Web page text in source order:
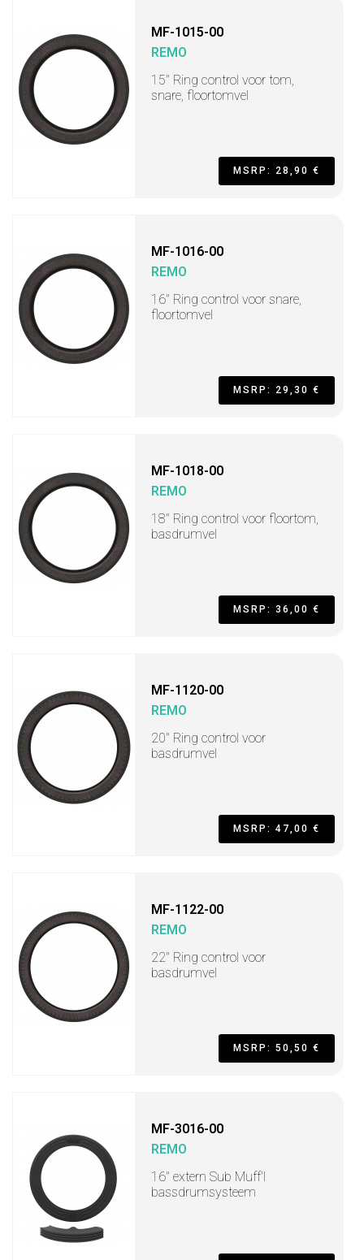
MF-1015-00
REMO
15" Ring control voor tom,
snare, floortomvel
MSRP: 28,90 €
MF-1016-00
REMO
16" Ring control voor snare,
floortomvel
MSRP: 29,30 €
MF-1018-00
REMO
18" Ring control voor floortom,
basdrumvel
MSRP: 36,00 €
MF-1120-00
REMO
20" Ring control voor
basdrumvel
MSRP: 47,00 €
MF-1122-00
REMO
22" Ring control voor
basdrumvel
MSRP: 50,50 €
MF-3016-00
REMO
16" extern Sub Muff'l
bassdrumsysteem